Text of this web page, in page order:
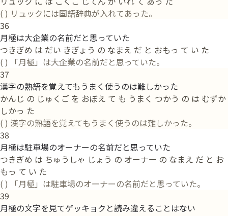
( ) リュックには国語辞典が入れてあった。
36
月極は大企業の名前だと思っていた
つきぎめ は だい きぎょう の なまえ だ と おもっ て い た
( ) 「月極」は大企業の名前だと思っていた。
37
漢字の熟語を覚えてもうまく使うのは難しかった
かんじ の じゅくご を おぼえ て も うまく つかう の は むずか
しかっ た
( ) 漢字の熟語を覚えてもうまく使うのは難しかった。
38
月極は駐車場のオーナーの名前だと思っていた
つきぎめ は ちゅうしゃ じょう の オーナー の なまえ だ と お
もっ て い た
( ) 「月極」は駐車場のオーナーの名前だと思っていた。
39
月極の文字を見てゲッキョクと読み違えることはない